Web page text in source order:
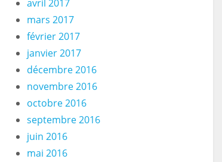
avril 2017
mars 2017
février 2017
janvier 2017
décembre 2016
novembre 2016
octobre 2016
septembre 2016
juin 2016
mai 2016